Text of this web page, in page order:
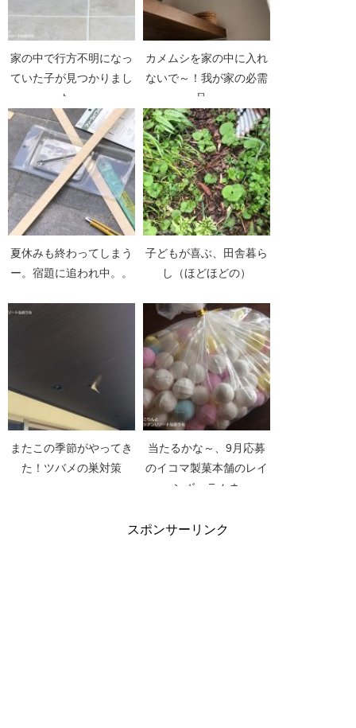
家の中で行方不明になっ
ていた子が見つかりまし
た。
カメムシを家の中に入れ
ないで～！我が家の必需
品。
夏休みも終わってしまう
ー。宿題に追われ中。。
子どもが喜ぶ、田舎暮ら
し（ほどほどの）
またこの季節がやってき
た！ツバメの巣対策
当たるかな～、9月応募
のイコマ製菓本舗のレイ
ンボーラムネ
スポンサーリンク